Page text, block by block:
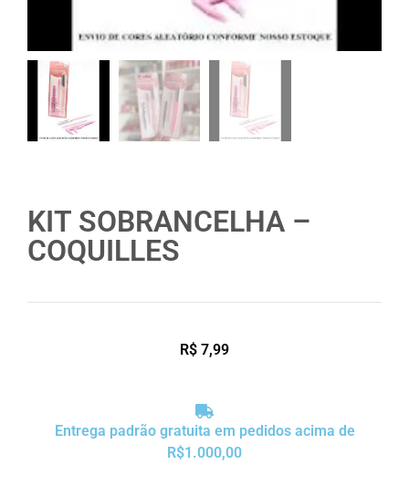
KIT SOBRANCELHA –
COQUILLES
R$ 7,99
Entrega padrão gratuita em pedidos acima de
R$1.000,00